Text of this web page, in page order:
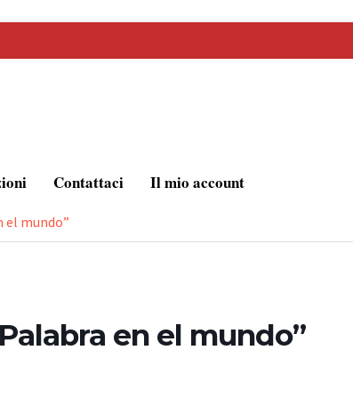
Contattaci Il mio account
el mundo”
en el mundo”